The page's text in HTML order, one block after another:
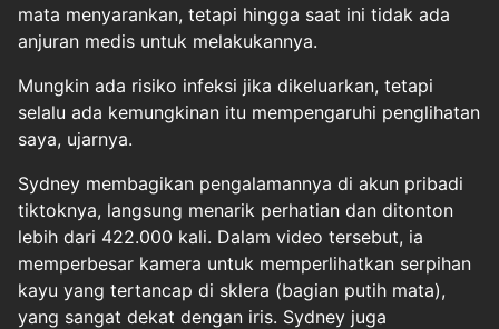
mata menyarankan, tetapi hingga saat ini tidak ada
anjuran medis untuk melakukannya.
Mungkin ada risiko infeksi jika dikeluarkan, tetapi
selalu ada kemungkinan itu mempengaruhi penglihatan
saya, ujarnya.
Sydney membagikan pengalamannya di akun pribadi
tiktoknya, langsung menarik perhatian dan ditonton
lebih dari 422.000 kali. Dalam video tersebut, ia
memperbesar kamera untuk memperlihatkan serpihan
kayu yang tertancap di sklera (bagian putih mata),
yang sangat dekat dengan iris. Sydney juga